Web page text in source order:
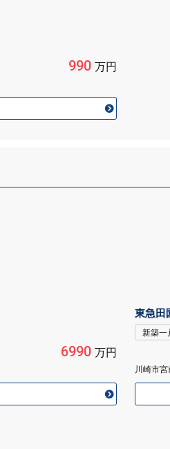
990万円
6990万円
東急田
新築一
川崎市